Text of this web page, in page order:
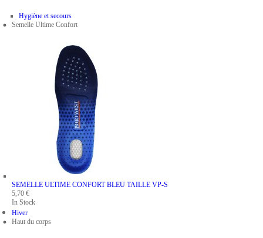
Hygiène et secours
Semelle Ultime Confort
SEMELLE ULTIME CONFORT BLEU TAILLE VP-S
5,70 €
In Stock
Hiver
Haut du corps